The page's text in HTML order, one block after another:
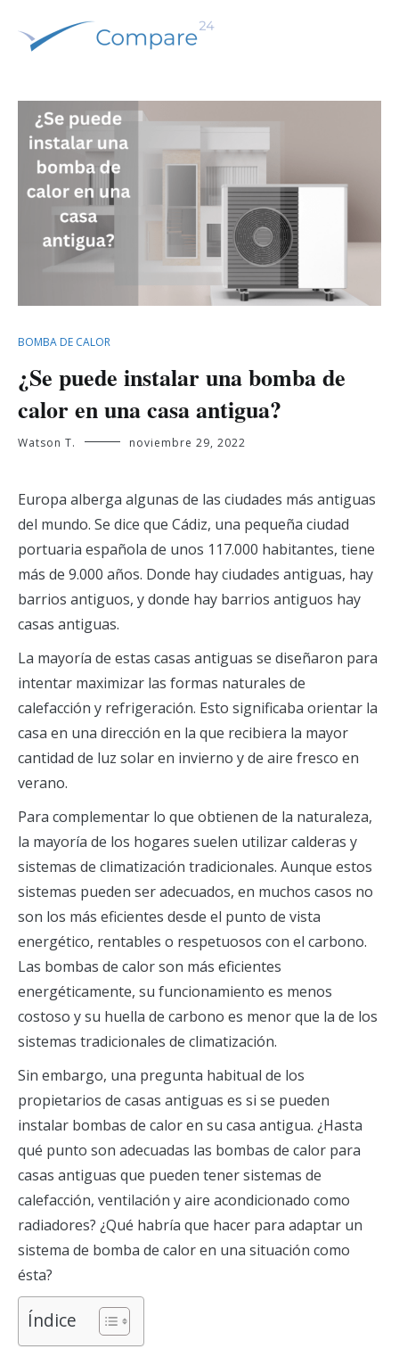
contenido
BOMBA DE CALOR
¿Se puede instalar una bomba de
calor en una casa antigua?
Watson T. noviembre 29, 2022
Europa alberga algunas de las ciudades más antiguas
del mundo. Se dice que Cádiz, una pequeña ciudad
portuaria española de unos 117.000 habitantes, tiene
más de 9.000 años. Donde hay ciudades antiguas, hay
barrios antiguos, y donde hay barrios antiguos hay
casas antiguas.
La mayoría de estas casas antiguas se diseñaron para
intentar maximizar las formas naturales de
calefacción y refrigeración. Esto significaba orientar la
casa en una dirección en la que recibiera la mayor
cantidad de luz solar en invierno y de aire fresco en
verano.
Para complementar lo que obtienen de la naturaleza,
la mayoría de los hogares suelen utilizar calderas y
sistemas de climatización tradicionales. Aunque estos
sistemas pueden ser adecuados, en muchos casos no
son los más eficientes desde el punto de vista
energético, rentables o respetuosos con el carbono.
Las bombas de calor son más eficientes
energéticamente, su funcionamiento es menos
costoso y su huella de carbono es menor que la de los
sistemas tradicionales de climatización.
Sin embargo, una pregunta habitual de los
propietarios de casas antiguas es si se pueden
instalar bombas de calor en su casa antigua. ¿Hasta
qué punto son adecuadas las bombas de calor para
casas antiguas que pueden tener sistemas de
calefacción, ventilación y aire acondicionado como
radiadores? ¿Qué habría que hacer para adaptar un
sistema de bomba de calor en una situación como
ésta?
Índice